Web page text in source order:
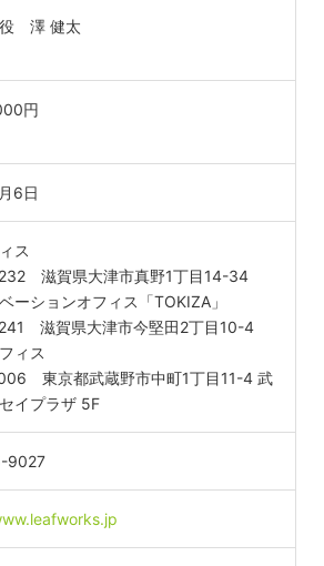
澤 健太
円
6日
ス
滋賀県大津市真野1丁目14-34
ーションオフィス「TOKIZA」
滋賀県大津市今堅田2丁目10-4
ィス
東京都武蔵野市中町1丁目11-4 武
イプラザ 5F
9027